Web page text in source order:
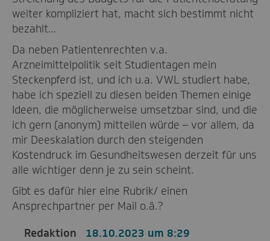
weiter kompliziert hat, macht sich bestimmt nicht
bezahlt…
Da neben Patientenrechten v.a.
Arzneimittelpolitik seit Studientagen mein
Steckenpferd ist, und ich u.a. VWL studiert habe,
habe ich speziell zu diesen beiden Themen einige
Ideen, die möglicherweise umsetzbar sind, und die
ich gern (anonym) mitteilen würde – vor allem, da
mir Deeskalation durch den steigenden
Kostendruck im Gesundheitswesen derzeit für uns
alle wichtiger denn je zu sein scheint.
Gibt es dafür hier eine Rubrik/ einen
Ansprechpartner per Mail o.ä.?
Redaktion
18.10.2023 um 8:29